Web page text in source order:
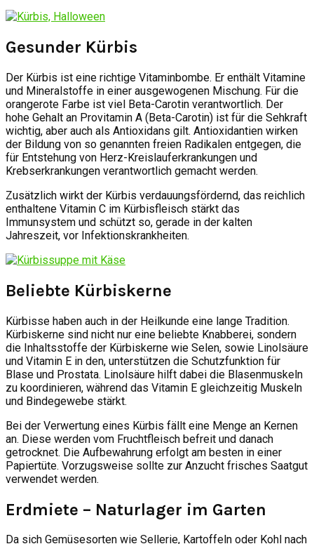
Gesunder Kürbis
Der Kürbis ist eine richtige Vitaminbombe. Er enthält Vitamine
und Mineralstoffe in einer ausgewogenen Mischung. Für die
orangerote Farbe ist viel Beta-Carotin verantwortlich. Der
hohe Gehalt an Provitamin A (Beta-Carotin) ist für die Sehkraft
wichtig, aber auch als Antioxidans gilt. Antioxidantien wirken
der Bildung von so genannten freien Radikalen entgegen, die
für Entstehung von Herz-Kreislauferkrankungen und
Krebserkrankungen verantwortlich gemacht werden.
Zusätzlich wirkt der Kürbis verdauungsfördernd, das reichlich
enthaltene Vitamin C im Kürbisfleisch stärkt das
Immunsystem und schützt so, gerade in der kalten
Jahreszeit, vor Infektionskrankheiten.
Beliebte Kürbiskerne
Kürbisse haben auch in der Heilkunde eine lange Tradition.
Kürbiskerne sind nicht nur eine beliebte Knabberei, sondern
die Inhaltsstoffe der Kürbiskerne wie Selen, sowie Linolsäure
und Vitamin E in den, unterstützen die Schutzfunktion für
Blase und Prostata. Linolsäure hilft dabei die Blasenmuskeln
zu koordinieren, während das Vitamin E gleichzeitig Muskeln
und Bindegewebe stärkt.
Bei der Verwertung eines Kürbis fällt eine Menge an Kernen
an. Diese werden vom Fruchtfleisch befreit und danach
getrocknet. Die Aufbewahrung erfolgt am besten in einer
Papiertüte. Vorzugsweise sollte zur Anzucht frisches Saatgut
verwendet werden.
Erdmiete – Naturlager im Garten
Da sich Gemüsesorten wie Sellerie, Kartoffeln oder Kohl nach